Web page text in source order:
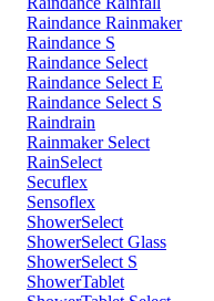
Raindance Rainmaker
Raindance S
Raindance Select
Raindance Select E
Raindance Select S
Raindrain
Rainmaker Select
RainSelect
Secuflex
Sensoflex
ShowerSelect
ShowerSelect Glass
ShowerSelect S
ShowerTablet